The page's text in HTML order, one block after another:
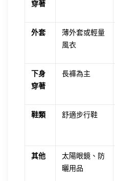
穿著
外套
薄外套或輕量
風衣
下身
穿著
長褲為主
鞋類 舒適步行鞋
其他
太陽眼鏡、防
曬用品